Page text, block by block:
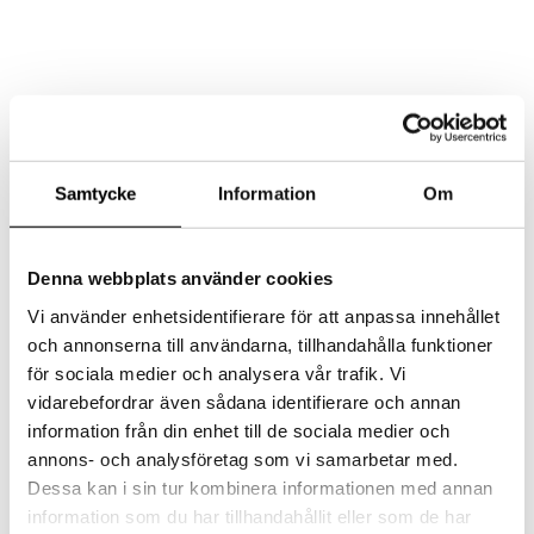
Samtycke Information Om
Denna webbplats använder cookies
Vi använder enhetsidentifierare för att anpassa innehållet
och annonserna till användarna, tillhandahålla funktioner
för sociala medier och analysera vår trafik. Vi
vidarebefordrar även sådana identifierare och annan
information från din enhet till de sociala medier och
annons- och analysföretag som vi samarbetar med.
Dessa kan i sin tur kombinera informationen med annan
information som du har tillhandahållit eller som de har
MAT
LOKAL
KONTAKT
PJ-129636
byadmin|2018-06-14|0 comments